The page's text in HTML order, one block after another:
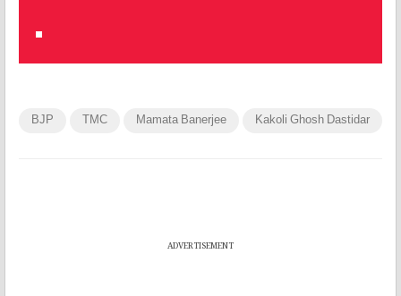
BJP TMC Mamata Banerjee Kakoli Ghosh Dastidar
ADVERTISEMENT